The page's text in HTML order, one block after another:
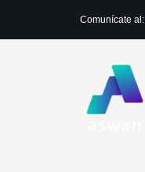
Comunícate al: